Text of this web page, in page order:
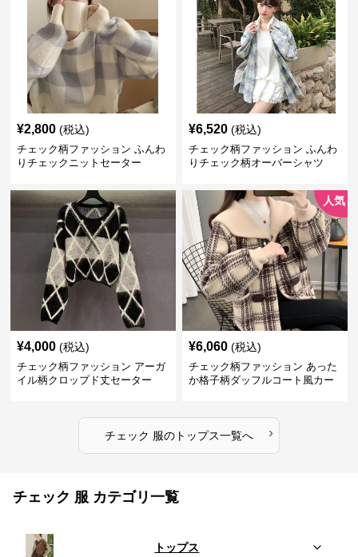
¥2,800 (税込)
チェック柄ファッション ふんわ
りチェックニットセーター
¥6,520 (税込)
チェック柄ファッション ふんわ
りチェック柄オーバーシャツ
¥4,000 (税込)
チェック柄ファッション アーガ
イル柄クロップド丈セーター
人気
¥6,060 (税込)
チェック柄ファッション あった
か格子柄ダッフルコート風カー
チェック 服のトップス一覧へ ›
チェック 服 カテゴリ一覧
トップス